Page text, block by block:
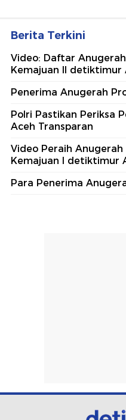
Berita Terkini
Video: Daftar
Kemajuan II detiktimur
Penerima Anugerah
Polri Pastikan Periksa
Aceh Transparan
Video Peraih
Kemajuan I detiktimur
Para Penerima